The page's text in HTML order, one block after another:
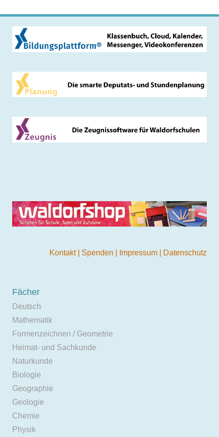
Kontakt Spenden Impressum Datenschutz
Fächer
Deutsch
Mathematik
Formenzeichnen / Geometrie
Heimat- und Sachkunde
Naturkunde
Biologie
Geographie
Geologie
Chemie
Physik